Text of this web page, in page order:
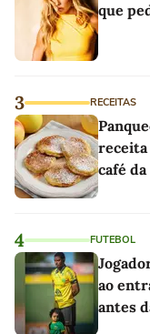
que
3 RECEITAS
café
4 FUTEBOL
ao
antes